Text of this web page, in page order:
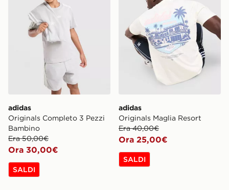
adidas
Originals Completo 3 Pezzi
Bambino
Era 50,00€
Ora 30,00€
SALDI
adidas
Originals Maglia Resort
Era 40,00€
Ora 25,00€
SALDI